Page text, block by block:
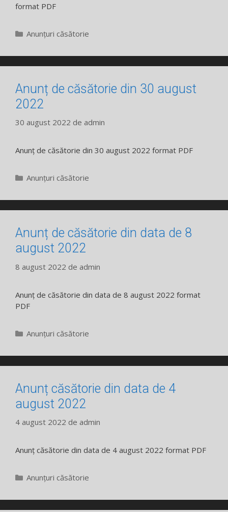
format PDF
Categorii
Anunțuri căsătorie
Anunț de căsătorie din 30 august
2022
30 august 2022 de admin
Anunț de căsătorie din 30 august 2022 format PDF
Categorii
Anunțuri căsătorie
Anunț de căsătorie din data de 8
august 2022
8 august 2022 de admin
Anunț de căsătorie din data de 8 august 2022 format
PDF
Categorii
Anunțuri căsătorie
Anunț căsătorie din data de 4
august 2022
4 august 2022 de admin
Anunț căsătorie din data de 4 august 2022 format PDF
Categorii
Anunțuri căsătorie